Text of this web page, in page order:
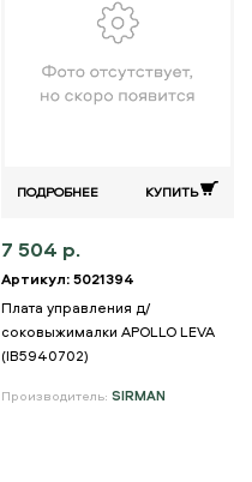
ПОДРОБНЕЕ КУПИТЬ
7 504 р.
Артикул: 5021394
Плата управления д/
соковыжималки APOLLO LEVA
(IB5940702)
Производитель: SIRMAN